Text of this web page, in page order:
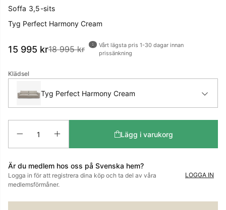
Soffa 3,5-sits
Tyg Perfect Harmony Cream
15 995 kr18 995 kr
Vårt lägsta pris 1-30 dagar innan
prissänkning
Klädsel
Tyg Perfect Harmony Cream
Lägg i varukorg
Är du medlem hos oss på Svenska hem?
Logga in för att registrera dina köp och ta del av våra
medlemsförmåner.
LOGGA IN